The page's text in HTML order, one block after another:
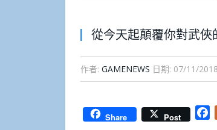
從今天起顛覆你對武俠
作者: GAMENEWS 日期: 07/11/2018
Share Post